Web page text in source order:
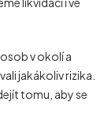
v okolí a
jakákoliv rizika.
tomu, aby se